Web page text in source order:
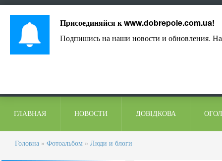
ГЛАВНАЯ НОВОСТИ ДОВІДКОВА
Головна » Фотоальбом » Люди и блоги
Присоединяйся кwww.dobrepole.com.ua!
Подпишись на наши новости и обновления.